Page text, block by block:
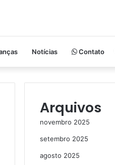
Notícias Contato
Arquivos
novembro 2025
setembro 2025
agosto 2025